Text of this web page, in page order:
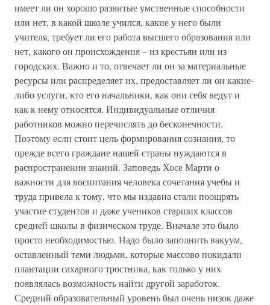
имеет ли он хорошо развитые умственные способности
или нет, в какой школе учился, какие у него были
учителя, требует ли его работа высшего образования или
нет, какого он происхождения – из крестьян или из
городских. Важно и то, отвечает ли он за материальные
ресурсы или распределяет их, предоставляет ли он какие-
либо услуги, кто его начальники, как они себя ведут и
как к нему относятся. Индивидуальные отличия
работников можно перечислять до бесконечности.
Поэтому если стоит цель формирования сознания, то
прежде всего граждане нашей страны нуждаются в
распространении знаний. Заповедь Хосе Марти о
важности для воспитания человека сочетания учебы и
труда привела к тому, что мы издавна стали поощрять
участие студентов и даже учеников старших классов
средней школы в физическом труде. Вначале это было
просто необходимостью. Надо было заполнить вакуум,
оставленный теми людьми, которые массово покидали
плантации сахарного тростника, как только у них
появлялась возможность найти другой заработок.
Средний образовательный уровень был очень низок даже